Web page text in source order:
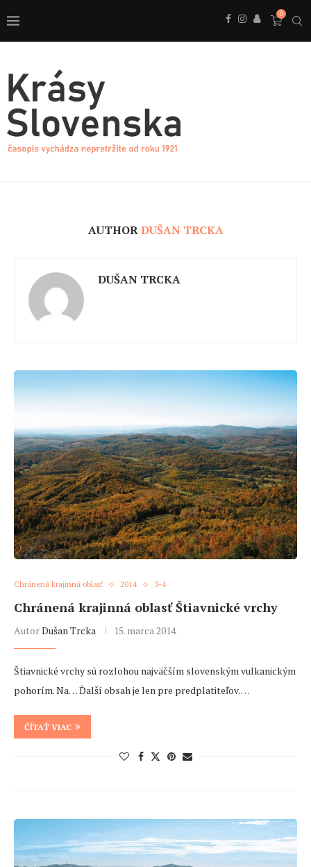
0
AUTHORDUŠAN TRCKA
DUŠAN TRCKA
Chránená krajinná oblasť 2014 3-4
Chránená krajinná oblasť Štiavnické vrchy
AutorDušan Trcka 15. marca 2014
Štiavnické vrchy sú rozlohou najväčším slovenským vulkanickým
pohorím. Na… Ďalší obsah je len pre predplatiteľov. …
ČÍTAŤ VIAC